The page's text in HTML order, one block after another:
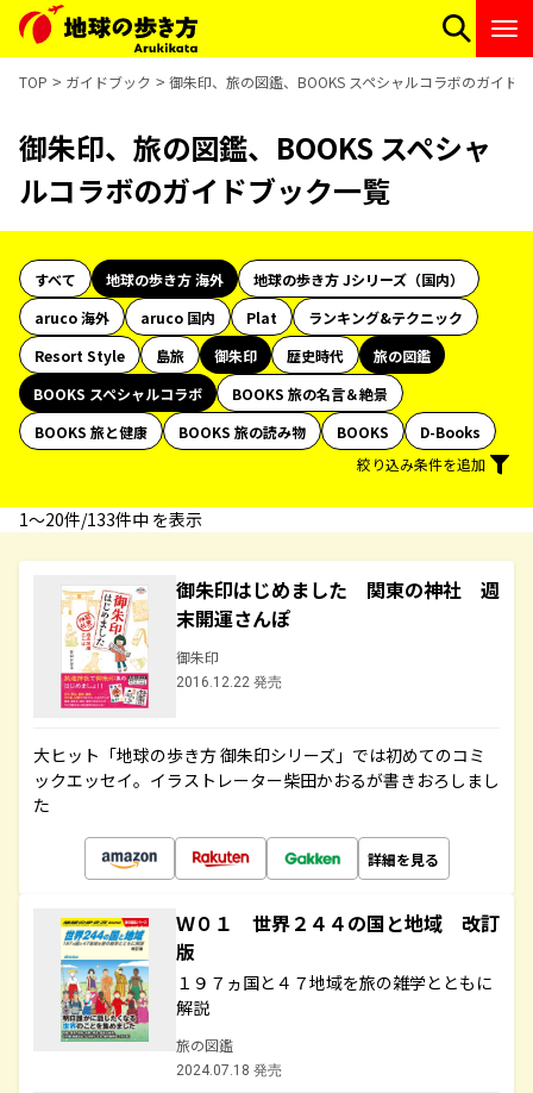
TOP ガイドブック 御朱印、旅の図鑑、BOOKS スペシャルコラボのガイド
御朱印、旅の図鑑、BOOKS スペシャ
ルコラボのガイドブック一覧
すべて 地球の歩き方 海外
地球の歩き方 Jシリーズ（国内）
aruco 海外
aruco 国内 Plat
ランキング&テクニック
Resort Style
島旅 御朱印 歴史時代
旅の図鑑
BOOKS スペシャルコラボ
BOOKS 旅の名言＆絶景
BOOKS 旅と健康
BOOKS 旅の読み物 BOOKS
D-Books
絞り込み条件を追加
1〜20件/133件中 を表示
御朱印はじめました 関東の神社 週
末開運さんぽ
御朱印
2016.12.22 発売
大ヒット「地球の歩き方 御朱印シリーズ」では初めてのコミ
ックエッセイ。イラストレーター柴田かおるが書きおろしまし
た
詳細を見る
Ｗ０１ 世界２４４の国と地域 改訂
版
１９７ヵ国と４７地域を旅の雑学とともに
解説
旅の図鑑
2024.07.18 発売